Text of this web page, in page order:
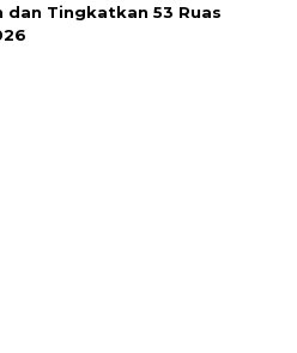
dan Tingkatkan 53 Ruas